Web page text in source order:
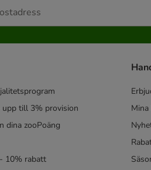
till 3% provision
dina zooPoäng
10% rabatt